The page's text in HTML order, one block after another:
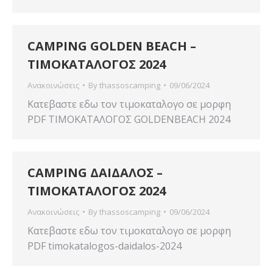
CAMPING GOLDEN BEACH –
ΤΙΜΟΚΑΤΑΛΟΓΟΣ 2024
Ανακοινώσεις By thassoscamping 09/06/2024
Κατεβαστε εδω τον τιμοκαταλογο σε μορφη
PDF ΤΙΜΟΚΑΤΑΛΟΓΟΣ GOLDENBEACH 2024
CAMPING ΔΑΙΔΑΛΟΣ –
ΤΙΜΟΚΑΤΑΛΟΓΟΣ 2024
Ανακοινώσεις By thassoscamping 09/06/2024
Κατεβαστε εδω τον τιμοκαταλογο σε μορφη
PDF timokatalogos-daidalos-2024